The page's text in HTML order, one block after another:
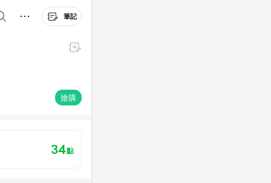
筆記
搶購
34點